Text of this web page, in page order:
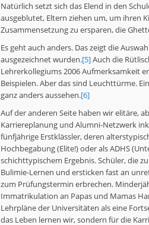
Natürlich setzt sich das Elend in den
ausgeblutet, Eltern ziehen um, um ihren
Zusammensetzung zu ersparen, die
Es geht auch anders. Das zeigt die
ausgezeichnet wurden.[5]Auch die
Lehrerkollegiums 2006 Aufmerksamkeit
Beispielen. Aber das sind Leuchttürme.
ganz anders aussehen.[6]
Auf der anderen Seite haben wir elitäre,
Karriereplanung und Alumni-Netzwerk
fünfjährige Erstklässler, deren
Hochbegabung (Elite!) oder als ADHS
schichttypischem Ergebnis. Schüler, die
Bulimie-Lernen und ersticken fast an
zum Prüfungstermin erbrechen.
Immatrikulation an Papas und Mamas
Lehrpläne der Universitäten als eine
das Leben lernen wir, sondern für die